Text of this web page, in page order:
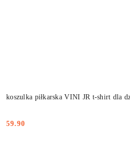
koszulka piłkarska VINI JR t-shirt dla
Cena:
59.90